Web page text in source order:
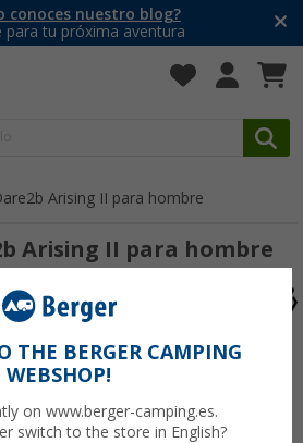
conoces nuestro blog?
para tu próxima aventura
Arising II para hombre
Arising II para hombre
THE BERGER CAMPING
WEBSHOP!
on www.berger-camping.es.
switch to the store in English?